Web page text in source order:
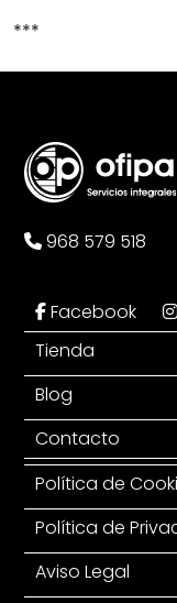
***
968 579 518
Facebook
Tienda
Blog
Contacto
Política de
Política de
Aviso Legal